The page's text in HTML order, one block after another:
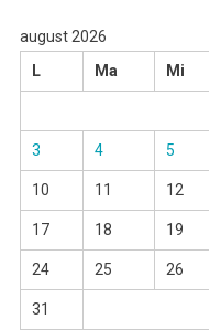
august 2026
L
Ma Mi
3 4 5
10 11 12
17 18 19
24 25 26
31